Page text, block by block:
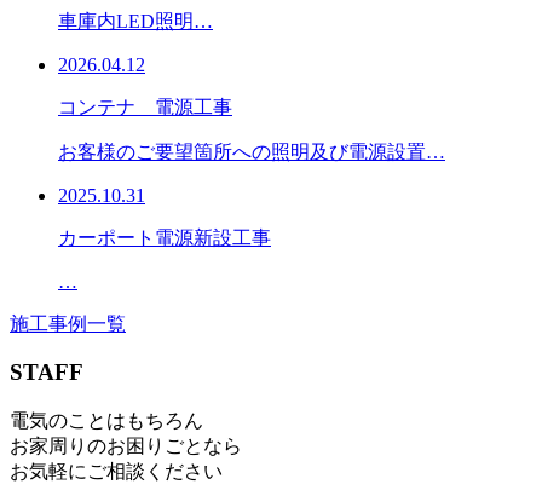
車庫内LED照明…
2026.04.12
コンテナ 電源工事
お客様のご要望箇所への照明及び電源設置…
2025.10.31
カーポート電源新設工事
…
施工事例一覧
STAFF
電気のことはもちろん
お家周りのお困りごとなら
お気軽にご相談ください